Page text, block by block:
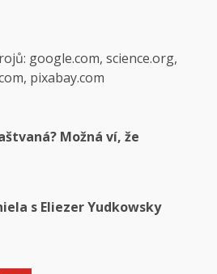
google.com, science.org,
pixabay.com
Možná ví, že
s Eliezer Yudkowsky